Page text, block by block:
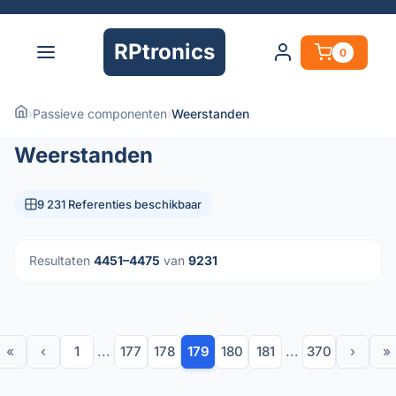
RPtronics 0
›Passieve componenten›Weerstanden
Weerstanden
9 231 Referenties beschikbaar
Resultaten 4451–4475 van 9231
« ‹ 1 ... 177 178 179 180 181 ... 370 › »